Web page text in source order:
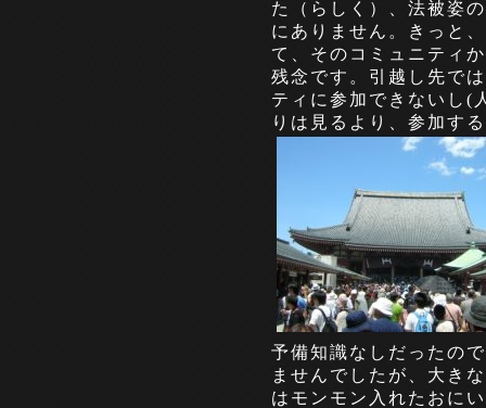
た（らしく）、法被姿
にありません。きっと
て、そのコミュニティ
残念です。引越し先で
ティに参加できないし(
りは見るより、参加す
予備知識なしだったの
ませんでしたが、大き
はモンモン入れたおに